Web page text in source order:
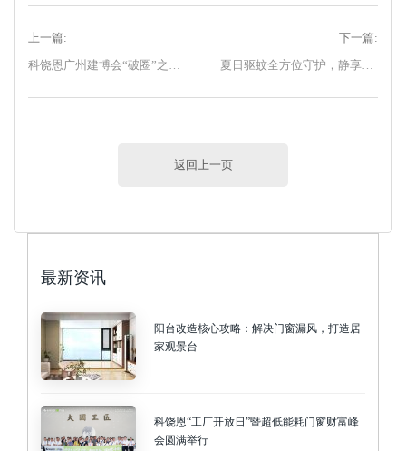
上一篇:
科饶恩广州建博会“破圈”之旅，交出低碳门窗亮眼答卷！
下一篇:
夏日驱蚊全方位守护，静享居家清爽时光
返回上一页
最新资讯
阳台改造核心攻略：解决门窗漏风，打造居
家观景台
科饶恩“工厂开放日”暨超低能耗门窗财富峰
会圆满举行